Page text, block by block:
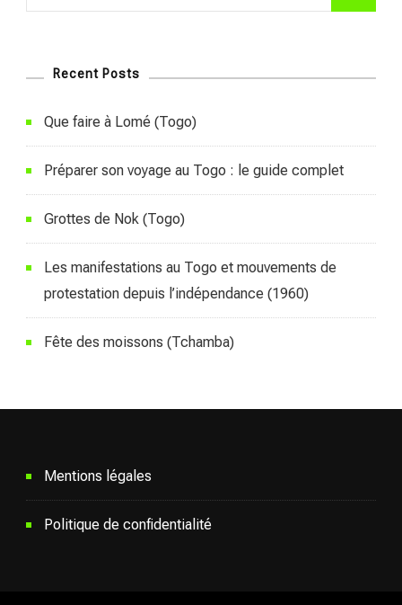
Recent Posts
Que faire à Lomé (Togo)
Préparer son voyage au Togo : le guide complet
Grottes de Nok (Togo)
Les manifestations au Togo et mouvements de
protestation depuis l’indépendance (1960)
Fête des moissons (Tchamba)
Mentions légales
Politique de confidentialité